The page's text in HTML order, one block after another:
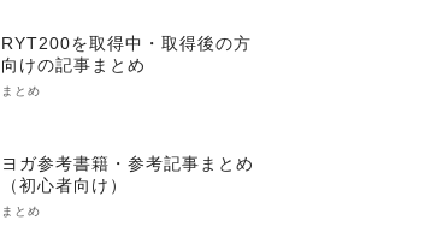
RYT200を取得中・取得後の方
向けの記事まとめ
まとめ
ヨガ参考書籍・参考記事まとめ
（初心者向け）
まとめ